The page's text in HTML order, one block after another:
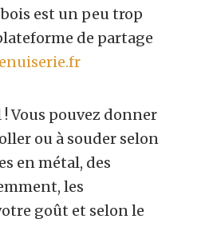
est un peu trop
de partage
Vous pouvez donner
ou à souder selon
en métal, des
les
goût et selon le